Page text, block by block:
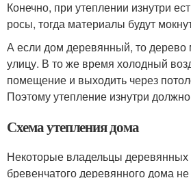
Конечно, при утеплении изнутри
росы, тогда материалы будут
А если дом деревянный, то дерево
улицу. В то же время холодный
помещение и выходить через
Поэтому утепление изнутри
Схема утепления дома
Некоторые владельцы деревянных
бревенчатого деревянного дома